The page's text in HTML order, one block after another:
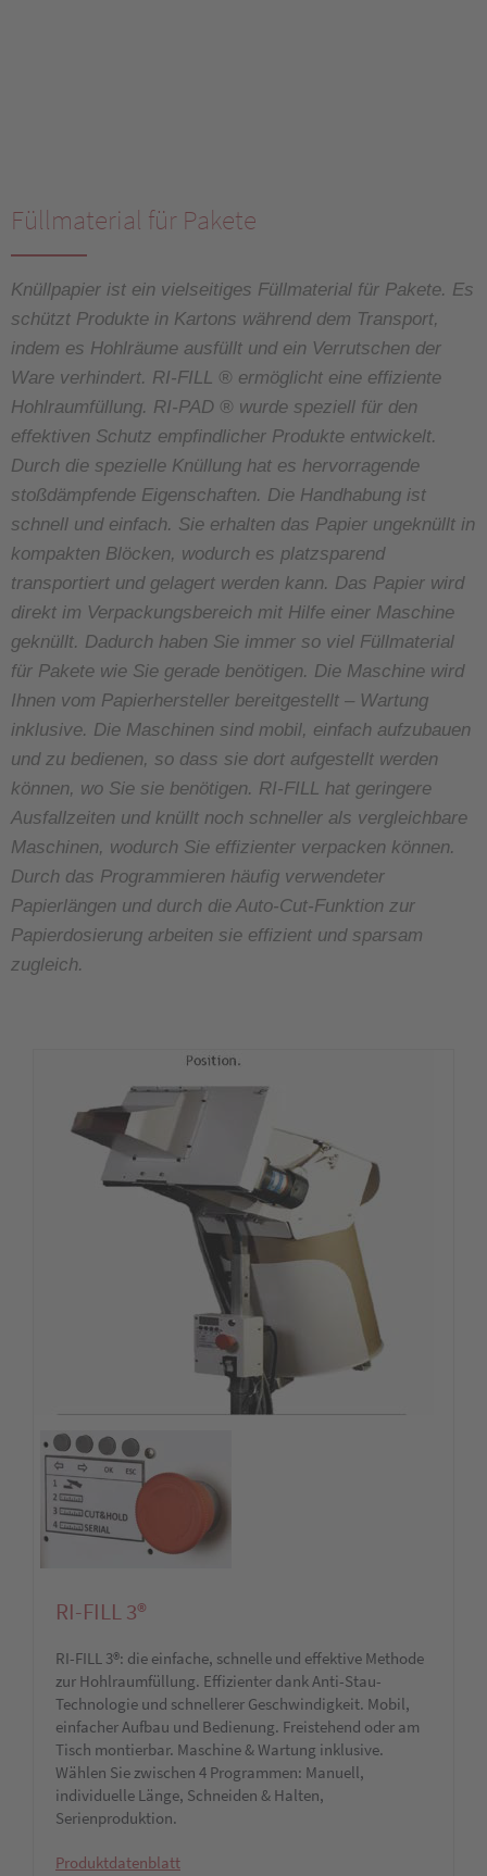
Füllmaterial für Pakete
Knüllpapier ist ein vielseitiges Füllmaterial für Pakete. Es
schützt Produkte in Kartons während dem Transport,
indem es Hohlräume ausfüllt und ein Verrutschen der
Ware verhindert. RI-FILL ® ermöglicht eine effiziente
Hohlraumfüllung. RI-PAD ® wurde speziell für den
effektiven Schutz empfindlicher Produkte entwickelt.
Durch die spezielle Knüllung hat es hervorragende
stoßdämpfende Eigenschaften. Die Handhabung ist
schnell und einfach. Sie erhalten das Papier ungeknüllt in
kompakten Blöcken, wodurch es platzsparend
transportiert und gelagert werden kann. Das Papier wird
direkt im Verpackungsbereich mit Hilfe einer Maschine
geknüllt. Dadurch haben Sie immer so viel Füllmaterial
für Pakete wie Sie gerade benötigen. Die Maschine wird
Ihnen vom Papierhersteller bereitgestellt – Wartung
inklusive. Die Maschinen sind mobil, einfach aufzubauen
und zu bedienen, so dass sie dort aufgestellt werden
können, wo Sie sie benötigen. RI-FILL hat geringere
Ausfallzeiten und knüllt noch schneller als vergleichbare
Maschinen, wodurch Sie effizienter verpacken können.
Durch das Programmieren häufig verwendeter
Papierlängen und durch die Auto-Cut-Funktion zur
Papierdosierung arbeiten sie effizient und sparsam
zugleich.
RI-FILL 3®
RI-FILL 3®: die einfache, schnelle und effektive Methode
zur Hohlraumfüllung. Effizienter dank Anti-Stau-
Technologie und schnellerer Geschwindigkeit. Mobil,
einfacher Aufbau und Bedienung. Freistehend oder am
Tisch montierbar. Maschine & Wartung inklusive.
Wählen Sie zwischen 4 Programmen: Manuell,
individuelle Länge, Schneiden & Halten,
Serienproduktion.
Produktdatenblatt